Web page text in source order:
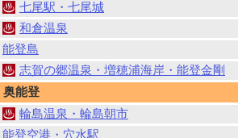
七尾駅・七尾城
和倉温泉
能登島
志賀の郷温泉・増穂浦海岸・能登金剛
奥能登
輪島温泉・輪島朝市
能登空港・穴水駅